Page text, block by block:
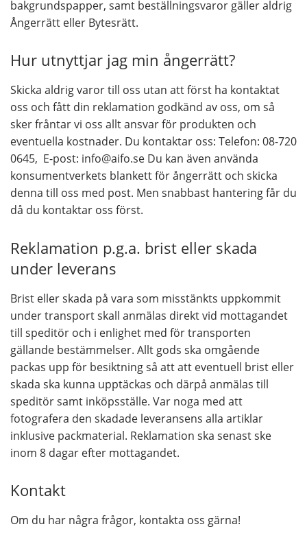
bakgrundspapper, samt beställningsvaror gäller aldrig
Ångerrätt eller Bytesrätt.
Hur utnyttjar jag min ångerrätt?
Skicka aldrig varor till oss utan att först ha kontaktat
oss och fått din reklamation godkänd av oss, om så
sker fråntar vi oss allt ansvar för produkten och
eventuella kostnader. Du kontaktar oss: Telefon: 08-720
0645, E-post: info@aifo.se Du kan även använda
konsumentverkets blankett för ångerrätt och skicka
denna till oss med post. Men snabbast hantering får du
då du kontaktar oss först.
Reklamation p.g.a. brist eller skada
under leverans
Brist eller skada på vara som misstänkts uppkommit
under transport skall anmälas direkt vid mottagandet
till speditör och i enlighet med för transporten
gällande bestämmelser. Allt gods ska omgående
packas upp för besiktning så att att eventuell brist eller
skada ska kunna upptäckas och därpå anmälas till
speditör samt inköpsställe. Var noga med att
fotografera den skadade leveransens alla artiklar
inklusive packmaterial. Reklamation ska senast ske
inom 8 dagar efter mottagandet.
Kontakt
Om du har några frågor, kontakta oss gärna!